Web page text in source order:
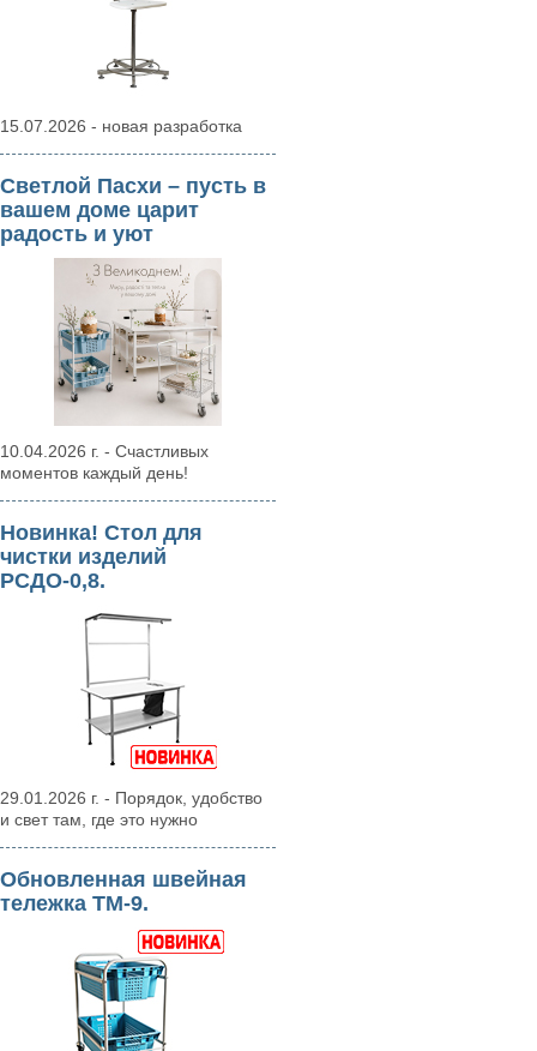
15.07.2026 - новая разработка
Светлой Пасхи – пусть в
вашем доме царит
радость и уют
10.04.2026 г. - Счастливых
моментов каждый день!
Новинка! Стол для
чистки изделий
РСДО-0,8.
29.01.2026 г. - Порядок, удобство
и свет там, где это нужно
Обновленная швейная
тележка ТМ-9.